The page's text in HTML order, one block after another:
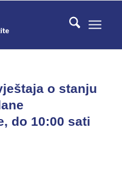
o stanju
do 10:00 sati